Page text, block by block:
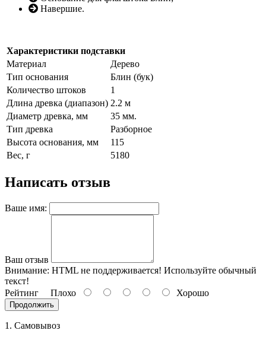
Навершие.
Характеристики подставки
Материал
Дерево
Тип основания
Блин (бук)
Количество штоков
1
Длина древка (диапазон) 2.2 м
Диаметр древка, мм
35 мм.
Тип древка
Разборное
Высота основания, мм
115
Вес, г
5180
Написать отзыв
Ваше имя:
Ваш отзыв
Внимание: HTML не поддерживается! Используйте обычный
текст!
Рейтинг Плохо Хорошо
Продолжить
1. Самовывоз